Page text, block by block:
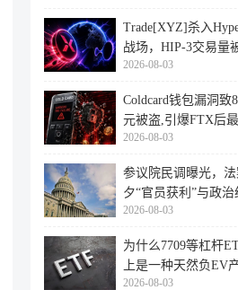
Trade[XYZ]杀入
战场，HIP-3交易量
2026-08-03
Coldcard钱包漏洞致
元被盗,引爆FTX后
迁移潮
2026-08-03
参议院民调曝光，
夕“官员获利”与政
大
2026-08-03
为什么7709等杠杆
上是一种天然负EV
2026-08-03